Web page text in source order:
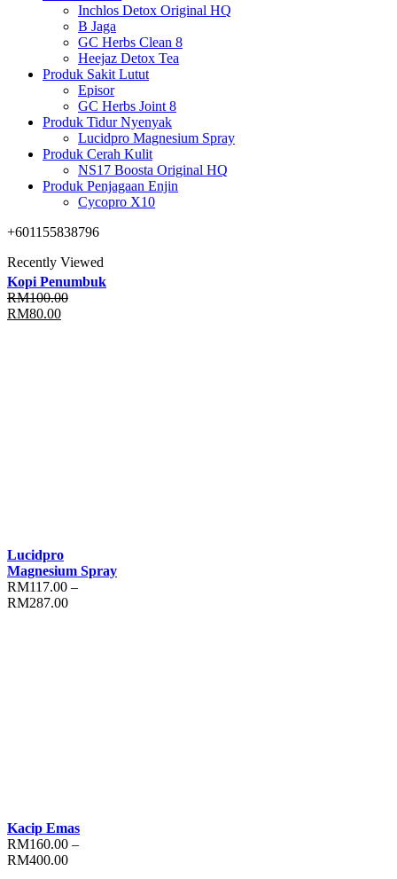
Inchlos Detox Original HQ
B Jaga
GC Herbs Clean 8
Heejaz Detox Tea
Produk Sakit Lutut
Episor
GC Herbs Joint 8
Produk Tidur Nyenyak
Lucidpro Magnesium Spray
Produk Cerah Kulit
NS17 Boosta Original HQ
Produk Penjagaan Enjin
Cycopro X10
+601155838796
Recently Viewed
Kopi Penumbuk
RM100.00
Original
RM80.00Current
Lucidpro
Magnesium Spray
RM117.00 –
RM287.00
Kacip Emas
RM160.00 –
RM400.00